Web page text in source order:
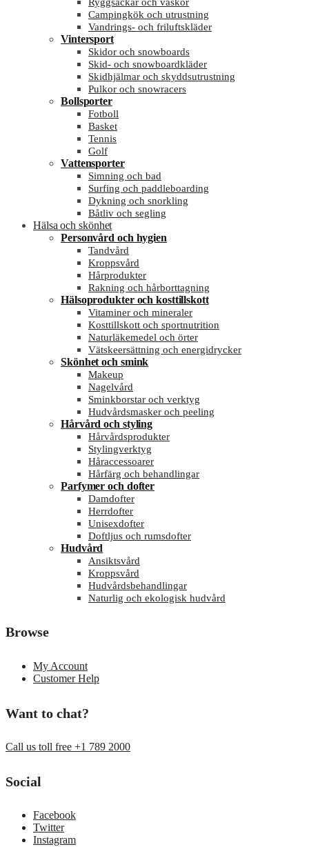
Campingkök och utrustning
Vandrings- och friluftskläder
Vintersport
Skidor och snowboards
Skid- och snowboardkläder
Skidhjälmar och skyddsutrustning
Pulkor och snowracers
Bollsporter
Fotboll
Basket
Tennis
Golf
Vattensporter
Simning och bad
Surfing och paddleboarding
Dykning och snorkling
Båtliv och segling
Hälsa och skönhet
Personvård och hygien
Tandvård
Kroppsvård
Hårprodukter
Rakning och hårborttagning
Hälsoprodukter och kosttillskott
Vitaminer och mineraler
Kosttillskott och sportnutrition
Naturläkemedel och örter
Vätskeersättning och energidrycker
Skönhet och smink
Makeup
Nagelvård
Sminkborstar och verktyg
Hudvårdsmasker och peeling
Hårvård och styling
Hårvårdsprodukter
Stylingverktyg
Håraccessoarer
Hårfärg och behandlingar
Parfymer och dofter
Damdofter
Herrdofter
Unisexdofter
Doftljus och rumsdofter
Hudvård
Ansiktsvård
Kroppsvård
Hudvårdsbehandlingar
Naturlig och ekologisk hudvård
Browse
My Account
Customer Help
Want to chat?
Call us toll free +1 789 2000
Social
Facebook
Twitter
Instagram